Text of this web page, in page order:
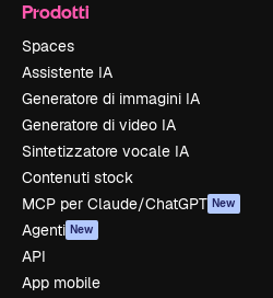
Prodotti
Spaces
Assistente IA
Generatore di immagini IA
Generatore di video IA
Sintetizzatore vocale IA
Contenuti stock
MCP per Claude/ChatGPT New
Agenti New
API
App mobile